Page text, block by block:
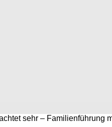
sehr – Familienführung